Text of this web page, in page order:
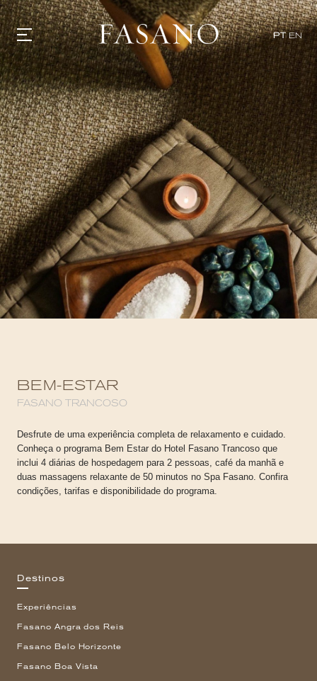
PT EN
GASTRONOMIA
HOTÉIS
EXPERIÊNCIAS
EVENTOS
VILLAS
SHOP | SELEZIONE
DESCUBRA
WHAT'S COOKING
CORRIERE
HISTÓRIA
SUSTENTABILIDADE
CONTATO
BEM-ESTAR
FASANO TRANCOSO
Desfrute de uma experiência completa de relaxamento e cuidado.
Conheça o programa Bem Estar do Hotel Fasano Trancoso que
inclui 4 diárias de hospedagem para 2 pessoas, café da manhã e
duas massagens relaxante de 50 minutos no Spa Fasano. Confira
condições, tarifas e disponibilidade do programa.
Destinos
Experiências
Fasano Angra dos Reis
Fasano Belo Horizonte
Fasano Boa Vista